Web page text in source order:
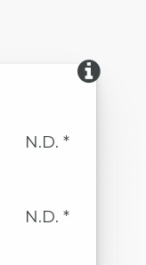
N.D. *
N.D. *